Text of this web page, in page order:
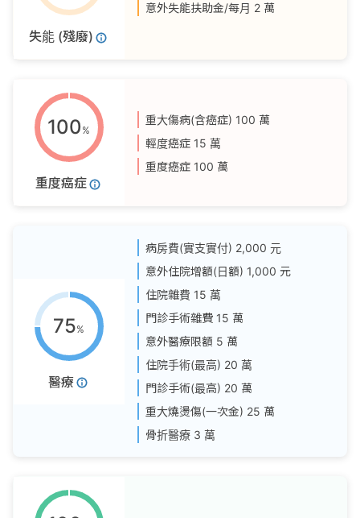
失能 (殘廢)
意外失能扶助金/每月 2 萬
100 %
重度癌症
重大傷病(含癌症) 100 萬
輕度癌症 15 萬
重度癌症 100 萬
75%
醫療
病房費(實支實付) 2,000 元
意外住院增額(日額) 1,000 元
住院雜費 15 萬
門診手術雜費 15 萬
意外醫療限額 5 萬
住院手術(最高) 20 萬
門診手術(最高) 20 萬
重大燒燙傷(一次金) 25 萬
骨折醫療 3 萬